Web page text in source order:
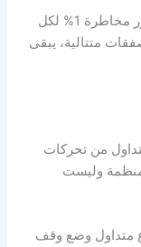
مثال واقعي: متداول يملك 10,000 دولار، يقرر مخاطرة 1% لكل
100 دولار فقط، حتى لو خسر 5 صفقات متتالية، يبقى
من تحركات
منظمة وليست
في 2022، استطاع متداول وضع وقف